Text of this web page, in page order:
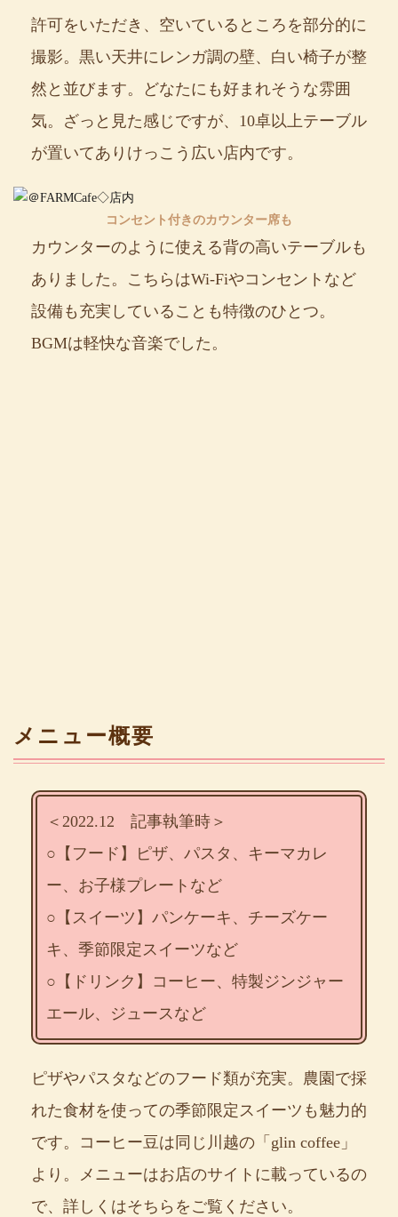
許可をいただき、空いているところを部分的に
撮影。黒い天井にレンガ調の壁、白い椅子が整
然と並びます。どなたにも好まれそうな雰囲
気。ざっと見た感じですが、10卓以上テーブル
が置いてありけっこう広い店内です。
コンセント付きのカウンター席も
カウンターのように使える背の高いテーブルも
ありました。こちらはWi-Fiやコンセントなど
設備も充実していることも特徴のひとつ。
BGMは軽快な音楽でした。
メニュー概要
＜2022.12 記事執筆時＞
○【フード】ピザ、パスタ、キーマカレ
ー、お子様プレートなど
○【スイーツ】パンケーキ、チーズケー
キ、季節限定スイーツなど
○【ドリンク】コーヒー、特製ジンジャー
エール、ジュースなど
ピザやパスタなどのフード類が充実。農園で採
れた食材を使っての季節限定スイーツも魅力的
です。コーヒー豆は同じ川越の「glin coffee」
より。メニューはお店のサイトに載っているの
で、詳しくはそちらをご覧ください。